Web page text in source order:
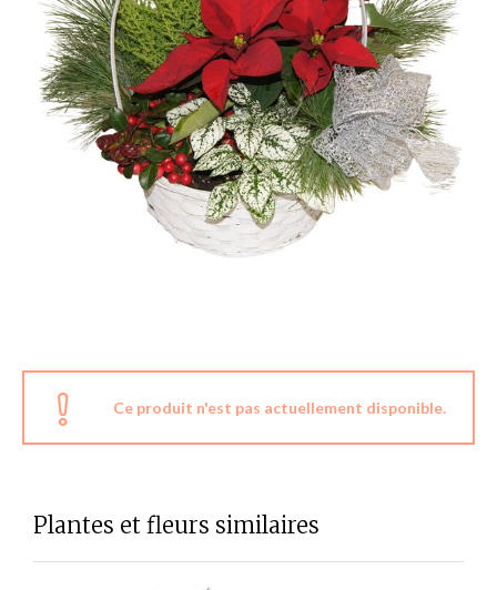
Ce produit n'est pas actuellement disponible.
Plantes et fleurs similaires